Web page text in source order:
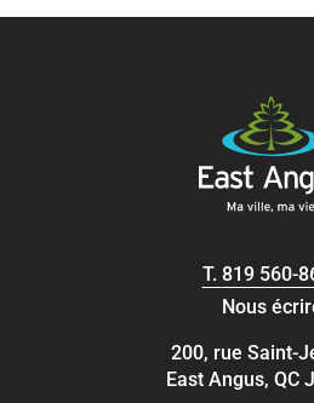
T. 819 560-
Nous
200, rue Saint-
East Angus, QC